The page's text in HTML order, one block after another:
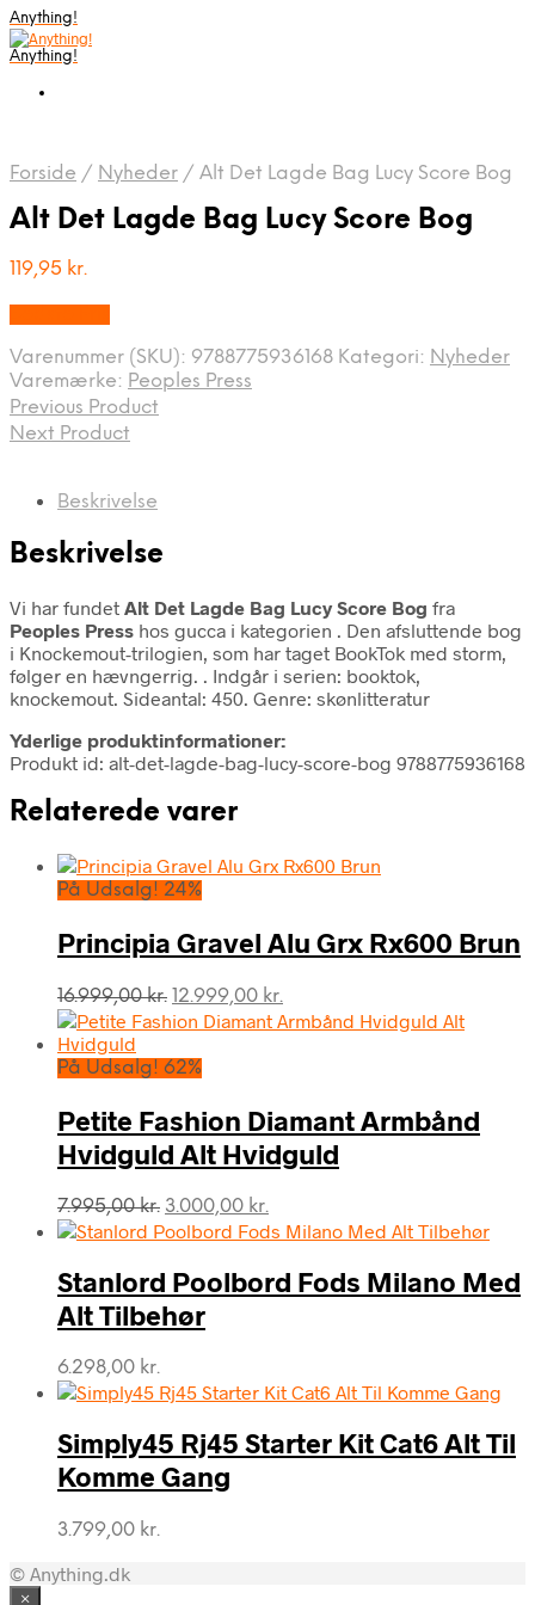
Anything!
Anything!
Forside / Nyheder / Alt Det Lagde Bag Lucy Score Bog
Alt Det Lagde Bag Lucy Score Bog
119,95 kr.
Varenummer (SKU): 9788775936168 Kategori: Nyheder
Varemærke: Peoples Press
Previous Product
Next Product
Beskrivelse
Beskrivelse
Vi har fundet Alt Det Lagde Bag Lucy Score Bog fra
Peoples Press hos gucca i kategorien . Den afsluttende bog
i Knockemout-trilogien, som har taget BookTok med storm,
følger en hævngerrig. . Indgår i serien: booktok,
knockemout. Sideantal: 450. Genre: skønlitteratur
Yderlige produktinformationer:
Produkt id: alt-det-lagde-bag-lucy-score-bog 9788775936168
Relaterede varer
På Udsalg! 24%
Principia Gravel Alu Grx Rx600 Brun
16.999,00kr. Den
oprindelige
var:
12.999,00 kr.
aktuelle
På Udsalg! 62%
Petite Fashion Diamant Armbånd
Hvidguld Alt Hvidguld
7.995,00kr. Den
oprindelige
var:
7.995,00 kr..
3.000,00 kr.
aktuelle
er:
3.000,00 kr..
Stanlord Poolbord Fods Milano Med
Alt Tilbehør
6.298,00 kr.
Simply45 Rj45 Starter Kit Cat6 Alt Til
Komme Gang
3.799,00 kr.
© Anything.dk
×